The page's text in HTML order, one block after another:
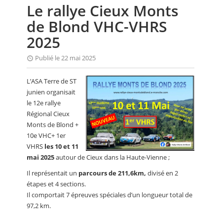
ANNUAIRES
PETITES ANNONCES
Le rallye Cieux Monts
de Blond VHC-VHRS
2025
Publié le 22 mai 2025
L’ASA Terre de ST
junien organisait
le 12e rallye
Régional Cieux
Monts de Blond +
10e VHC+ 1er
VHRS les 10 et 11
mai 2025autour de Cieux dans la Haute-Vienne ;
Il représentait un parcours de 211,6km, divisé en 2
étapes et 4 sections.
Il comportait 7 épreuves spéciales d’un longueur total de
97,2 km.